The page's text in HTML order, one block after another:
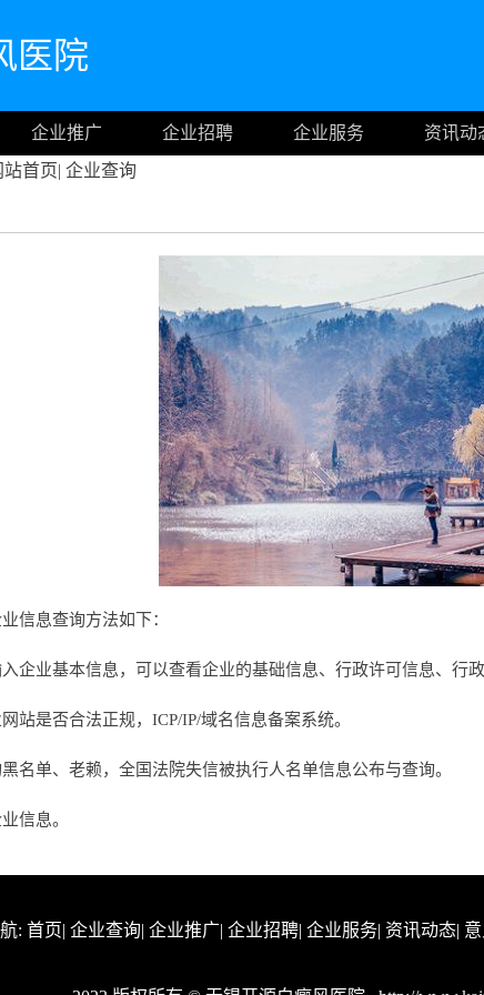
医院
企业推广 企业招聘 企业服务 资讯动
站首页| 企业查询
信息查询方法如下：
企业基本信息，可以查看企业的基础信息、行政许可信息、行政
站是否合法正规，ICP/IP/域名信息备案系统。
名单、老赖，全国法院失信被执行人名单信息公布与查询。
信息。
: 首页| 企业查询| 企业推广| 企业招聘| 企业服务| 资讯动态|